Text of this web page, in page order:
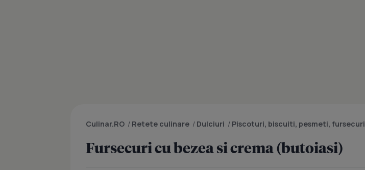
Culinar.RO / Retete culinare / Dulciuri / Piscoturi, biscuiti, pesmeti, fursecuri
Fursecuri cu bezea si crema (butoiasi)